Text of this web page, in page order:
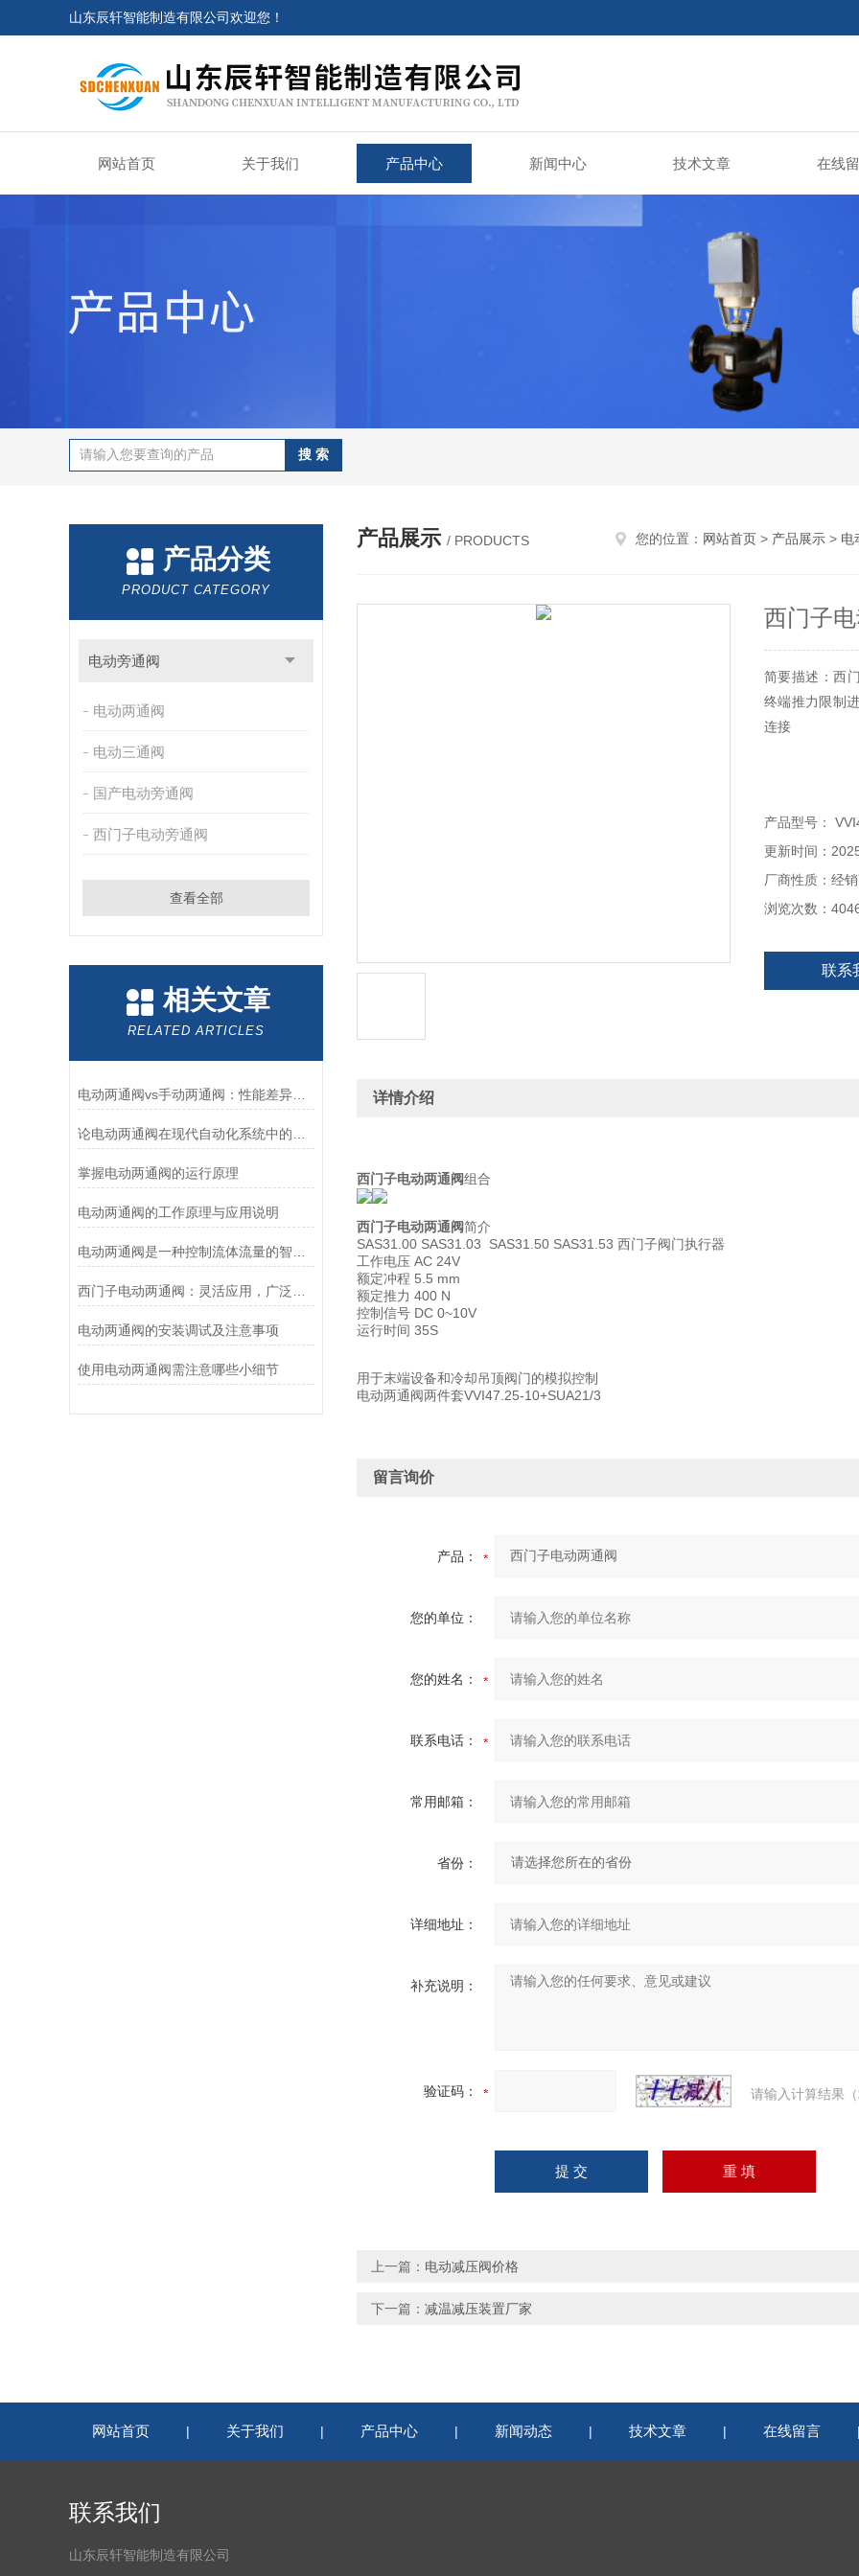
山东辰轩智能制造有限公司欢迎您！
网站首页 关于我们 产品中心 新闻中心 技术文章 在线
产品展示 / PRODUCTS 您的位置： 网站首页 > 产品展示 > 电
西门子
简要描述：西
终端推力限制
连接
产品型号：
更新时间：
厂商性质：经
浏览次数：
联系
详情介绍
西门子电动两通阀组合
西门子电动两通阀简介
SAS31.00 SAS31.03 SAS31.50 SAS31.53 西门子阀门执行器
工作电压 AC 24V
额定冲程 5.5 mm
额定推力 400 N
控制信号 DC 0~10V
运行时间 35S
用于末端设备和冷却吊顶阀门的模拟控制
电动两通阀两件套VVI47.25-10+SUA21/3
留言询价
产品：
您的单位：
您的姓名：
联系电话：
常用邮箱：
省份：
详细地址：
补充说明：
验证码： 请输入计算结果
上一篇： 电动减压阀价格
下一篇： 减温减压装置厂家
产品分类
PRODUCT CATEGORY
电动旁通阀
电动两通阀
电动三通阀
国产电动旁通阀
西门子电动旁通阀
查看全部
相关文章
RELATED ARTICLES
电动两通阀vs手动两通阀：性能差异、能耗对比及选型决策建议
掌握电动两通阀的运行原理
电动两通阀的工作原理与应用说明
电动两通阀的安装调试及注意事项
使用电动两通阀需注意哪些小细节
网站首页 | 关于我们 | 产品中心 | 新闻动态 | 技术文章 | 在线留言
联系我们
山东辰轩智能制造有限公司